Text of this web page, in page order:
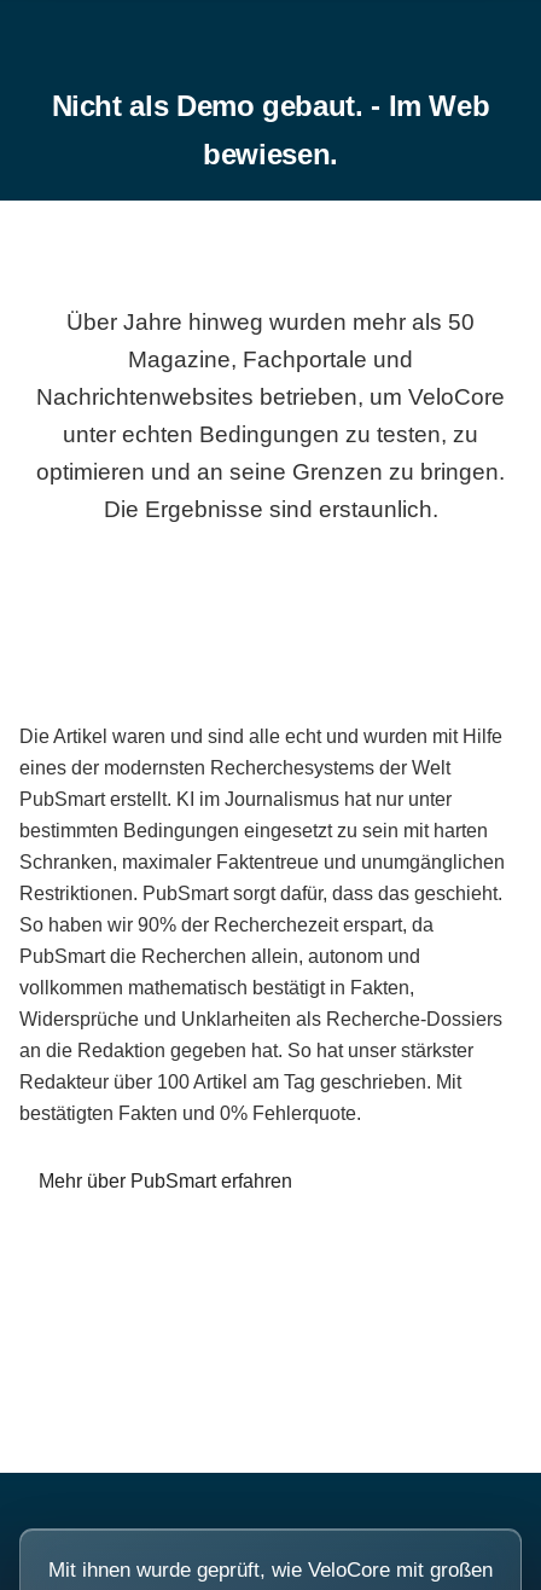
Nicht als Demo gebaut. - Im Web
bewiesen.
Über Jahre hinweg wurden mehr als 50
Magazine, Fachportale und
Nachrichtenwebsites betrieben, um VeloCore
unter echten Bedingungen zu testen, zu
optimieren und an seine Grenzen zu bringen.
Die Ergebnisse sind erstaunlich.
Die Artikel waren und sind alle echt und wurden mit Hilfe
eines der modernsten Recherchesystems der Welt
PubSmart erstellt. KI im Journalismus hat nur unter
bestimmten Bedingungen eingesetzt zu sein mit harten
Schranken, maximaler Faktentreue und unumgänglichen
Restriktionen. PubSmart sorgt dafür, dass das geschieht.
So haben wir 90% der Recherchezeit erspart, da
PubSmart die Recherchen allein, autonom und
vollkommen mathematisch bestätigt in Fakten,
Widersprüche und Unklarheiten als Recherche-Dossiers
an die Redaktion gegeben hat. So hat unser stärkster
Redakteur über 100 Artikel am Tag geschrieben. Mit
bestätigten Fakten und 0% Fehlerquote.
Mehr über PubSmart erfahren
Mit ihnen wurde geprüft, wie VeloCore mit großen